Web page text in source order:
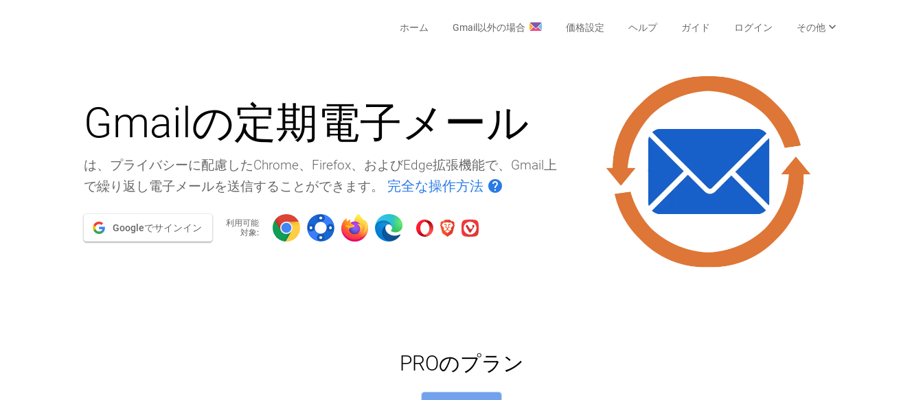
ホーム Gmail以外の場合 価格設定 ヘルプ ガイド ログイン その他 expand_more
Gmailの定期電子メール
は、プライバシーに配慮したChrome、Firefox、およびEdge拡張機能で、Gmail上
で繰り返し電子メールを送信することができます。 完全な操作方法 help
Googleでサインイン
利用可能
対象:
PROのプラン